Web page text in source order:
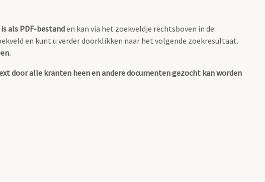
als PDF-bestanden kan via het zoekveldje rechtsboven in de
en kunt u verder doorklikken naar het volgende zoekresultaat.
door alle kranten heen en andere documenten gezocht kan worden